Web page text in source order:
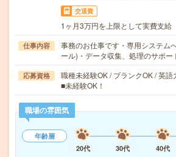
交通費
1ヶ月3万円を上限として実費支給
仕事内容
事務のお仕事です・専用システム
ール)・データ収集、処理のサポ
応募資格
職種未経験OK / ブランクOK / 英語
■未経験OK！
職場の雰囲気
年齢層
20代
30代 40代